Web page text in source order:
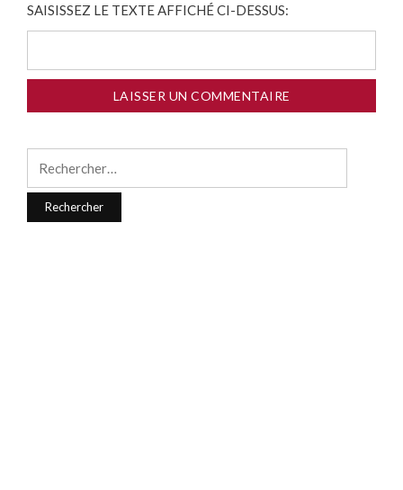
SAISISSEZ LE TEXTE AFFICHÉ CI-DESSUS: